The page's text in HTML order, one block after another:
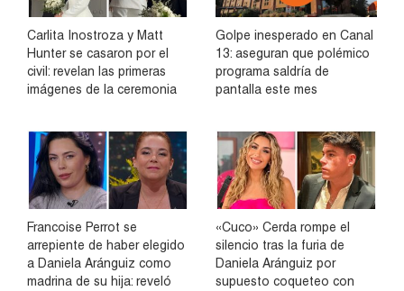
Carlita Inostroza y Matt
Hunter se casaron por el
civil: revelan las primeras
imágenes de la ceremonia
Golpe inesperado en Canal
13: aseguran que polémico
programa saldría de
pantalla este mes
Francoise Perrot se
arrepiente de haber elegido
a Daniela Aránguiz como
madrina de su hija: reveló
«Cuco» Cerda rompe el
silencio tras la furia de
Daniela Aránguiz por
supuesto coqueteo con